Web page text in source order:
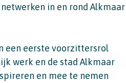
in en rond Alkmaar
een eerste voorzittersrol
werk en de stad Alkmaar
en mee te nemen